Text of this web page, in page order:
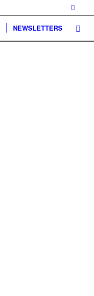
NEWSLETTERS